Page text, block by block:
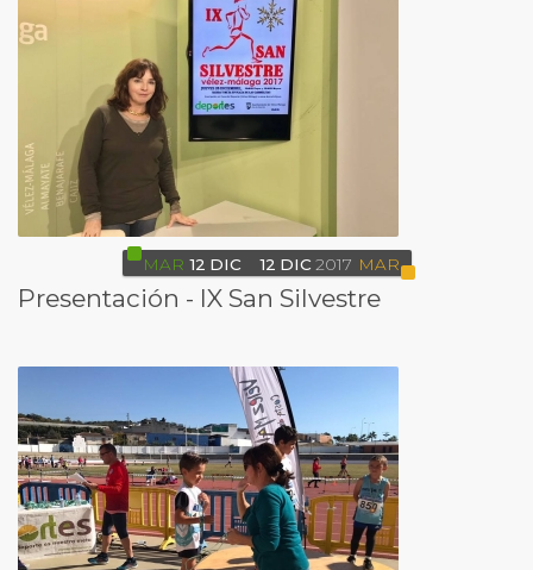
MAR 12 DIC 12 DIC 2017 MAR
Presentación - IX San Silvestre